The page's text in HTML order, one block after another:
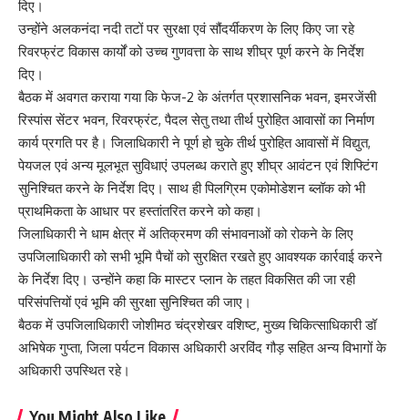
दिए।
उन्होंने अलकनंदा नदी तटों पर सुरक्षा एवं सौंदर्यीकरण के लिए किए जा रहे
रिवरफ्रंट विकास कार्यों को उच्च गुणवत्ता के साथ शीघ्र पूर्ण करने के निर्देश
दिए।
बैठक में अवगत कराया गया कि फेज-2 के अंतर्गत प्रशासनिक भवन, इमरजेंसी
रिस्पांस सेंटर भवन, रिवरफ्रंट, पैदल सेतु तथा तीर्थ पुरोहित आवासों का निर्माण
कार्य प्रगति पर है। जिलाधिकारी ने पूर्ण हो चुके तीर्थ पुरोहित आवासों में विद्युत,
पेयजल एवं अन्य मूलभूत सुविधाएं उपलब्ध कराते हुए शीघ्र आवंटन एवं शिफ्टिंग
सुनिश्चित करने के निर्देश दिए। साथ ही पिलग्रिम एकोमोडेशन ब्लॉक को भी
प्राथमिकता के आधार पर हस्तांतरित करने को कहा।
जिलाधिकारी ने धाम क्षेत्र में अतिक्रमण की संभावनाओं को रोकने के लिए
उपजिलाधिकारी को सभी भूमि पैचों को सुरक्षित रखते हुए आवश्यक कार्रवाई करने
के निर्देश दिए। उन्होंने कहा कि मास्टर प्लान के तहत विकसित की जा रही
परिसंपत्तियों एवं भूमि की सुरक्षा सुनिश्चित की जाए।
बैठक में उपजिलाधिकारी जोशीमठ चंद्रशेखर वशिष्ट, मुख्य चिकित्साधिकारी डॉ
अभिषेक गुप्ता, जिला पर्यटन विकास अधिकारी अरविंद गौड़ सहित अन्य विभागों के
अधिकारी उपस्थित रहे।